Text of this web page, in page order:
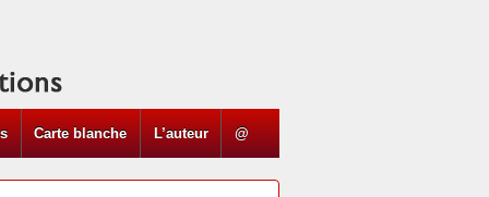
Carte blanche L’auteur @